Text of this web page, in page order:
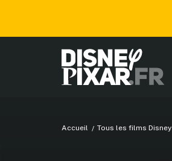
Accueil Tous les films Disney